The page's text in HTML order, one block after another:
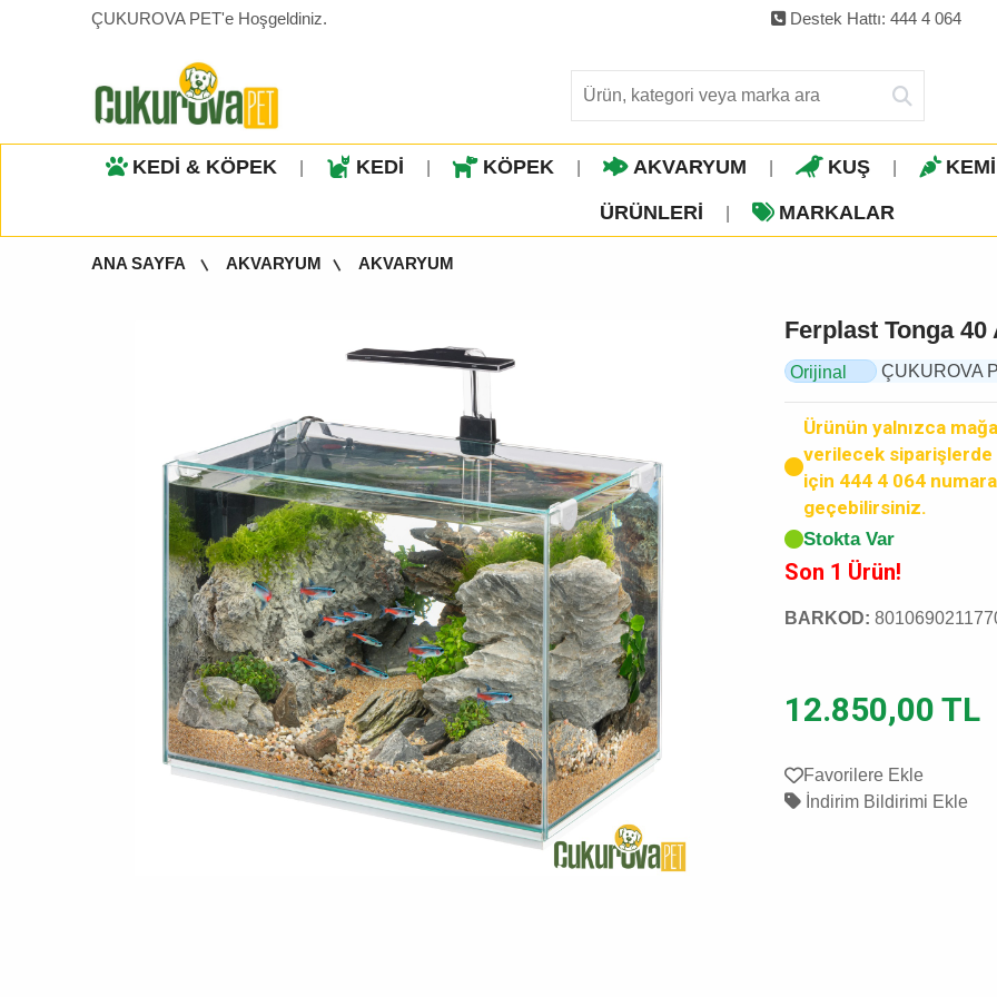
ÇUKUROVA PET'e Hoşgeldiniz. Destek Hattı: 444 4 064
KEDİ & KÖPEK KEDİ KÖPEK AKVARYUM KUŞ
ÜRÜNLERI MARKALAR
ANA SAYFA AKVARYUM AKVARYUM
Ferplast Tonga
Orijinal
ÇUKUROVA
Ürünün yalnızca
verilecek siparişlerde
için 444 4 064
geçebilirsiniz.
Stokta Var
Son 1 Ürün!
BARKOD:
12.850,00 TL
Favorilere Ekle
İndirim Bildirimi Ekle